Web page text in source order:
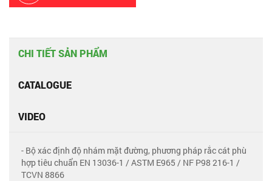
CHI TIẾT SẢN PHẨM
CATALOGUE
VIDEO
- Bộ xác định độ nhám mặt đường, phương pháp rắc cát phù
hợp tiêu chuẩn EN 13036-1 / ASTM E965 / NF P98 216-1 /
TCVN 8866